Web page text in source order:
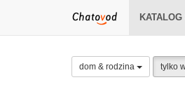
KATALOG
dom & rodzina tylko